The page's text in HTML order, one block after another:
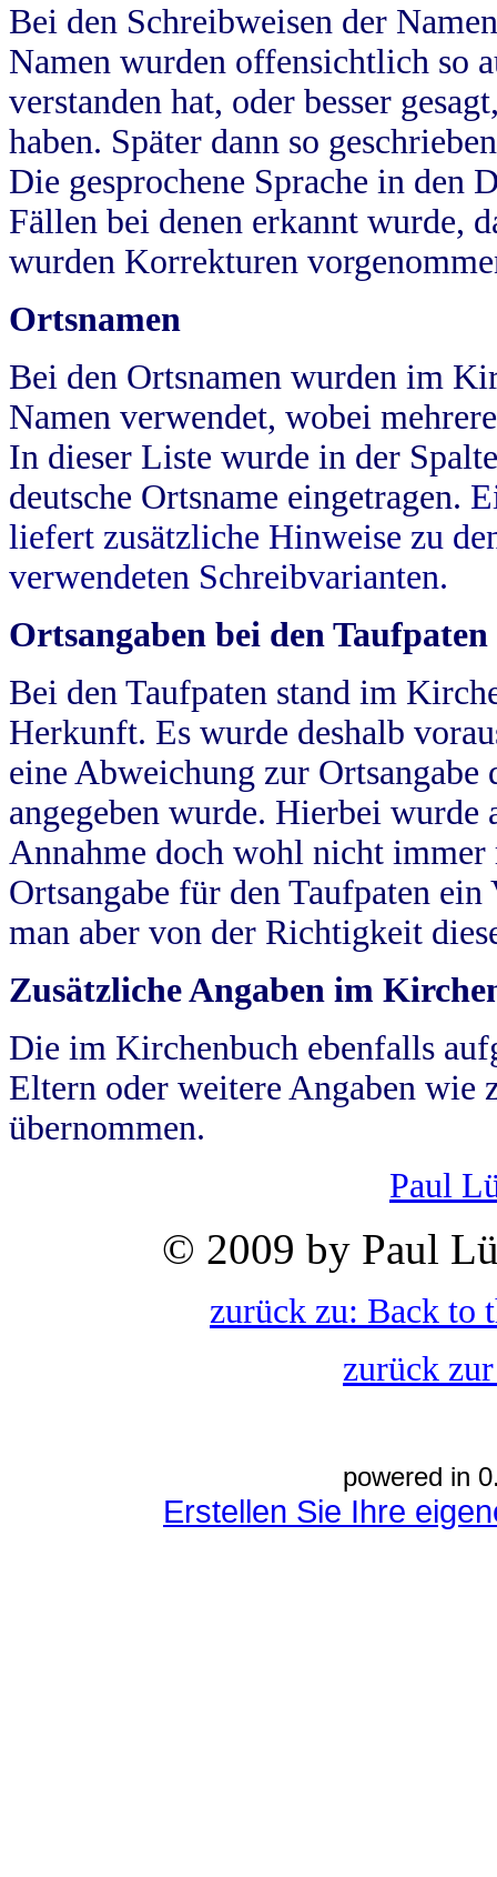
Bei den Schreibweisen der
Namen wurden offensichtlich so
verstanden hat, oder besser
haben. Später dann so
Die gesprochene Sprache in
Fällen bei denen erkannt wurde,
wurden Korrekturen
Ortsnamen
Bei den Ortsnamen wurden im
Namen verwendet, wobei
In dieser Liste wurde in der
deutsche Ortsname eingetragen.
liefert zusätzliche Hinweise zu
verwendeten Schreibvarianten.
Ortsangaben bei den Taufpaten
Bei den Taufpaten stand im
Herkunft. Es wurde deshalb
eine Abweichung zur
angegeben wurde. Hierbei wurde
Annahme doch wohl nicht
Ortsangabe für den Taufpaten
man aber von der Richtigkeit
Zusätzliche Angaben im
Die im Kirchenbuch ebenfalls
Eltern oder weitere Angaben wie
übernommen.
Paul
© 2009 by Paul
zurück zu: Back to
zurück
powered in
Erstellen Sie Ihre